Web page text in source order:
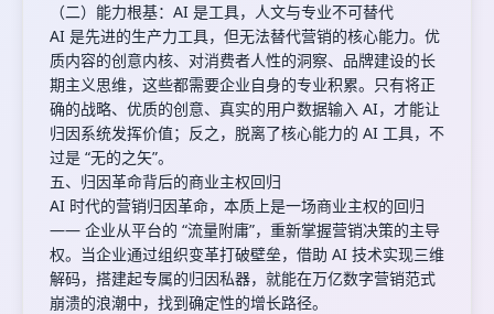
（二）能力根基：AI 是工具，人文与专业不可替代
AI 是先进的生产力工具，但无法替代营销的核心能力。优
质内容的创意内核、对消费者人性的洞察、品牌建设的长
期主义思维，这些都需要企业自身的专业积累。只有将正
确的战略、优质的创意、真实的用户数据输入 AI，才能让
归因系统发挥价值；反之，脱离了核心能力的 AI 工具，不
过是 “无的之矢”。
五、归因革命背后的商业主权回归
AI 时代的营销归因革命，本质上是一场商业主权的回归
—— 企业从平台的 “流量附庸”，重新掌握营销决策的主导
权。当企业通过组织变革打破壁垒，借助 AI 技术实现三维
解码，搭建起专属的归因私器，就能在万亿数字营销范式
崩溃的浪潮中，找到确定性的增长路径。